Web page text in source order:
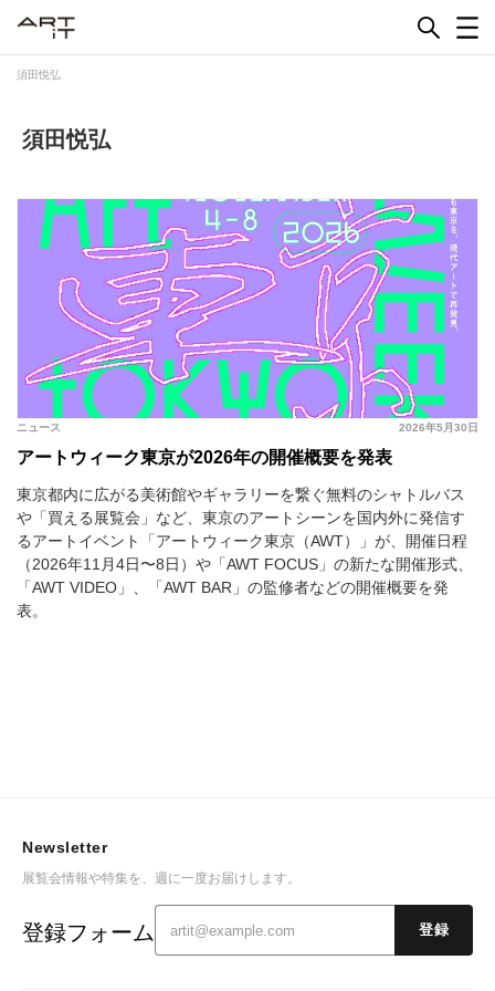
須田悦弘
須田悦弘
2026年5月30日
ニュース
アートウィーク東京が2026年の開催概要を発表
東京都内に広がる美術館やギャラリーを繋ぐ無料のシャトルバス
や「買える展覧会」など、東京のアートシーンを国内外に発信す
るアートイベント「アートウィーク東京（AWT）」が、開催日程
（2026年11月4日〜8日）や「AWT FOCUS」の新たな開催形式、
「AWT VIDEO」、「AWT BAR」の監修者などの開催概要を発
表。
Newsletter
展覧会情報や特集を、週に一度お届けします。
登録フォーム 登録